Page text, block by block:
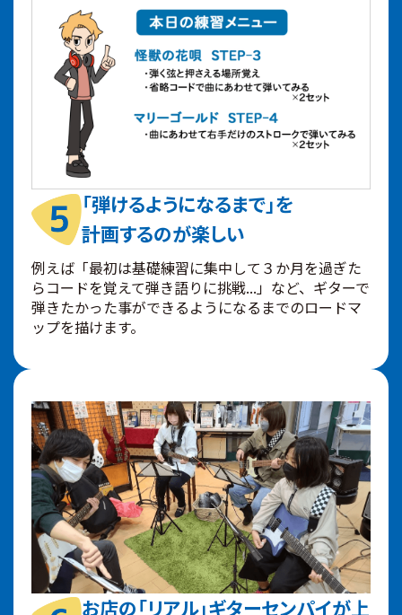
「弾けるようになるまで」を
計画するのが楽しい
例えば「最初は基礎練習に集中して３か月を過ぎた
らコードを覚えて弾き語りに挑戦...」など、ギターで
弾きたかった事ができるようになるまでのロードマ
ップを描けます。
お店の「リアル」ギターセンパイが上